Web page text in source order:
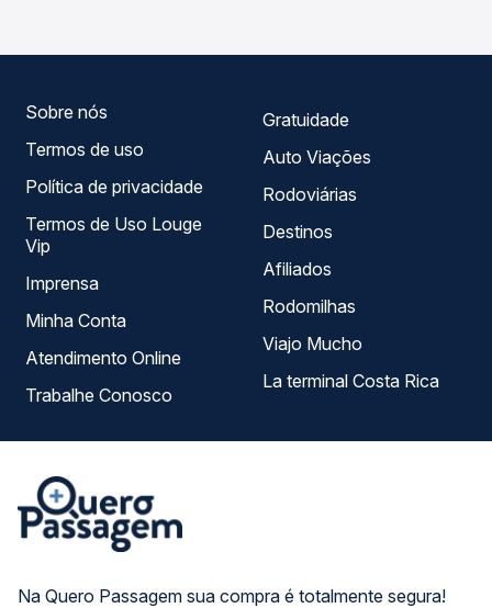
Na Quero Passagem sua compra é totalmente segura!
Sobre nós
Termos de uso
Política de privacidade
Termos de Uso Louge
Vip
Imprensa
Minha Conta
Atendimento Online
Trabalhe Conosco
Gratuidade
Auto Viações
Rodoviárias
Destinos
Afiliados
Rodomilhas
Viajo Mucho
La terminal Costa Rica